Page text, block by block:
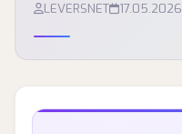
LEVERSNET 17.05.2026